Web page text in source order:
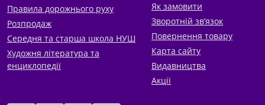
Правила дорожнього руху
Розпродаж
Середня та старша школа НУШ
Художня література та
енциклопедії
Як замовити
Зворотній зв’язок
Повернення товару
Карта сайту
Видавництва
Акції